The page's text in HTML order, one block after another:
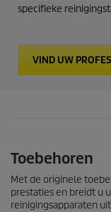
specifieke
VIND UW
Toebehoren
Met de originele
prestaties en breidt u
reinigingsapparaten